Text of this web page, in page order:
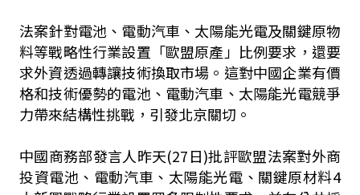
法案針對電池、電動汽車、太陽能光電及關鍵原物
料等戰略性行業設置「歐盟原產」比例要求，還要
求外資透過轉讓技術換取市場。這對中國企業有價
格和技術優勢的電池、電動汽車、太陽能光電競爭
力帶來結構性挑戰，引發北京關切。
中國商務部發言人昨天(27日)批評歐盟法案對外商
投資電池、電動汽車、太陽能光電、關鍵原材料4